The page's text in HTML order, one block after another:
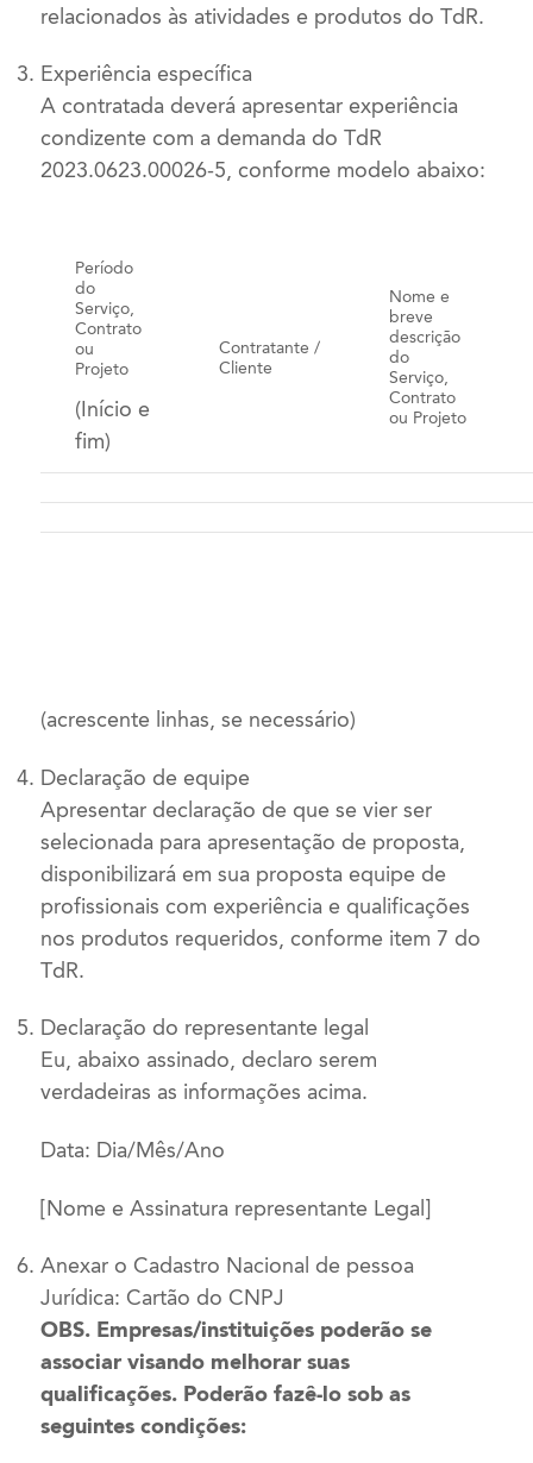
relacionados às atividades e produtos do TdR.
Experiência específica
A contratada deverá apresentar experiência
condizente com a demanda do TdR
2023.0623.00026-5, conforme modelo abaixo:
Período
do
Serviço,
Contrato
ou
Projeto
(Início e
fim)
Contratante /
Cliente
Nome e
breve
descrição
do
Serviço,
Contrato
ou Projeto
(acrescente linhas, se necessário)
Declaração de equipe
Apresentar declaração de que se vier ser
selecionada para apresentação de proposta,
disponibilizará em sua proposta equipe de
profissionais com experiência e qualificações
nos produtos requeridos, conforme item 7 do
TdR.
Declaração do representante legal
Eu, abaixo assinado, declaro serem
verdadeiras as informações acima.
Data: Dia/Mês/Ano
[Nome e Assinatura representante Legal]
Anexar o Cadastro Nacional de pessoa
Jurídica: Cartão do CNPJ
OBS. Empresas/instituições poderão se
associar visando melhorar suas
qualificações. Poderão fazê-lo sob as
seguintes condições: